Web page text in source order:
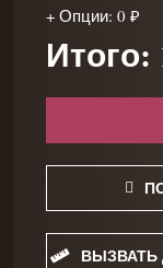
+ Опции: 0 ₽
Итого:
ВЫЗВАТЬ